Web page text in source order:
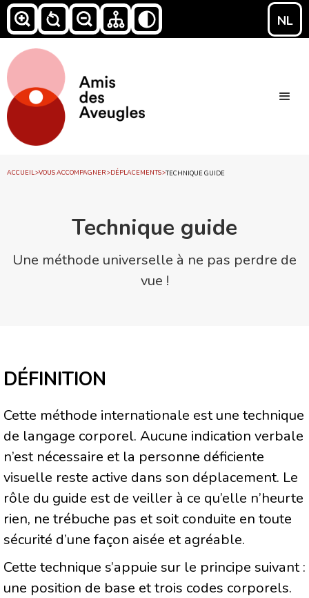
NL
ACCUEIL>VOUS ACCOMPAGNER>DÉPLACEMENTS>TECHNIQUE GUIDE
Technique guide
Une méthode universelle à ne pas perdre de
vue !
DÉFINITION
Cette méthode internationale est une technique
de langage corporel. Aucune indication verbale
n’est nécessaire et la personne déficiente
visuelle reste active dans son déplacement. Le
rôle du guide est de veiller à ce qu’elle n’heurte
rien, ne trébuche pas et soit conduite en toute
sécurité d’une façon aisée et agréable.
Cette technique s’appuie sur le principe suivant :
une position de base et trois codes corporels.